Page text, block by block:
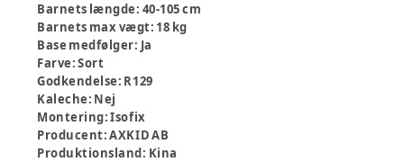
Barnets længde: 40-105 cm
Barnets max vægt: 18 kg
Base medfølger: Ja
Farve:Sort
Godkendelse: R129
Kaleche: Nej
Montering:Isofix
Producent:AXKID AB
Produktionsland: Kina